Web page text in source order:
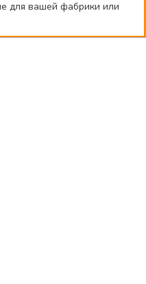
для вашей фабрики или